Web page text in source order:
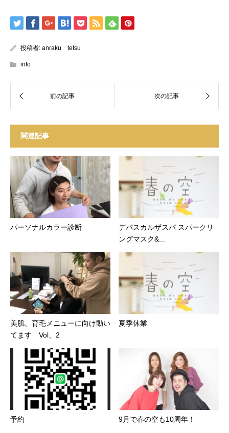
投稿者: anraku tetsu
info
関連記事
パーソナルカラー診断
デパスカルザスパ スパークリ
ングマスク&...
美肌、育毛メニューに向け動い
てます Vol、2
夏季休業
予約 9月で春の空も10周年！